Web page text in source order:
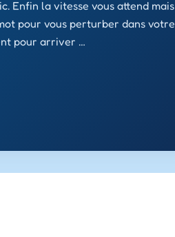
Enfin la vitesse vous attend mais
pour vous perturber dans votre
pour arriver …